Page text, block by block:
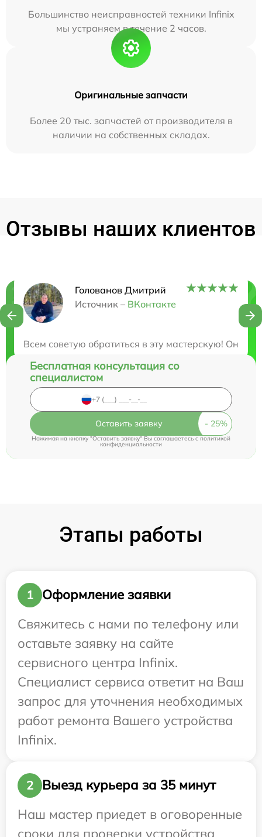
Большинство неисправностей техники Infinix
мы устраняем в течение 2 часов.
Оригинальные запчасти
Более 20 тыс. запчастей от производителя в
наличии на собственных складах.
Отзывы наших клиентов
Голованов Дмитрий
Источник – ВКонтакте
Всем советую обратиться в эту мастерскую! Они
Нужна консультация?
Бесплатная консультация со
специалистом
Оставить заявку
Нажимая на кнопку "Оставить заявку" Вы соглашаетесь cполитикой
конфиденциальности
Этапы работы
1
Оформление заявки
Свяжитесь с нами по телефону или
оставьте заявку на сайте
сервисного центра Infinix.
Специалист сервиса ответит на Ваш
запрос для уточнения необходимых
работ ремонта Вашего устройства
Infinix.
2
Выезд курьера за 35 минут
Наш мастер приедет в оговоренные
сроки для проверки устройства